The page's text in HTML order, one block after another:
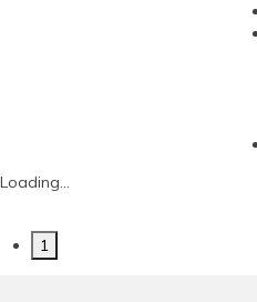
Loading...
1